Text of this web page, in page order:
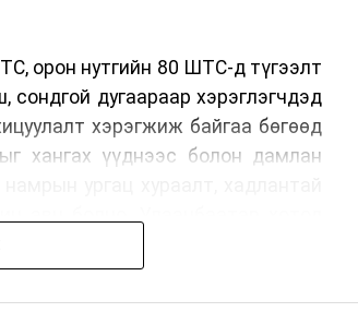
орон нутгийн 80 ШТС-д түгээлт
дугаараар хэрэглэгчдэд
хэрэгжиж байгаа бөгөөд
хангах үүднээс болон дамлан
нэг удаа 50,000 төгрөг хүртэл
хүртэл үргэлжлэх бөгөөд энэ
үргэлжүүлнэ гэж найдаж байна.